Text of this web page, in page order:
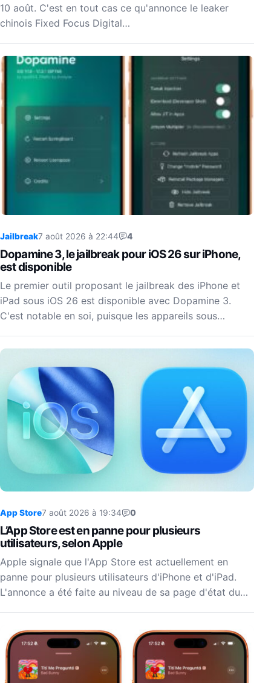
10 août. C'est en tout cas ce qu'annonce le leaker
chinois Fixed Focus Digital…
Jailbreak7 août 2026 à 22:44 4
Dopamine 3, le jailbreak pour iOS 26 sur iPhone,
est disponible
Le premier outil proposant le jailbreak des iPhone et
iPad sous iOS 26 est disponible avec Dopamine 3.
C'est notable en soi, puisque les appareils sous…
App Store7 août 2026 à 19:34 0
L’App Store est en panne pour plusieurs
utilisateurs, selon Apple
Apple signale que l'App Store est actuellement en
panne pour plusieurs utilisateurs d'iPhone et d'iPad.
L'annonce a été faite au niveau de sa page d'état du…